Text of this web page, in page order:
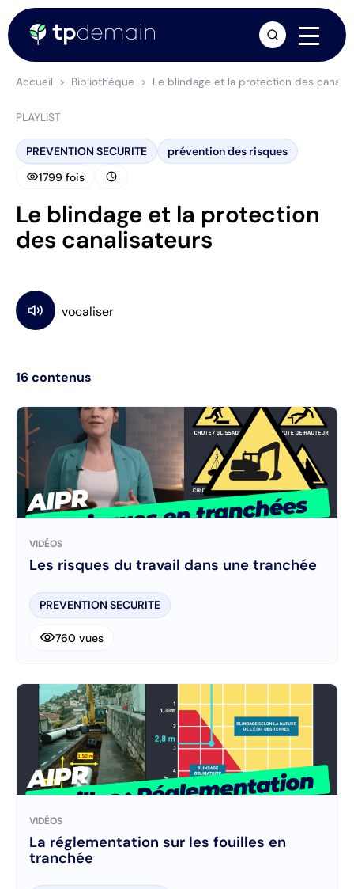
Accueil Bibliothèque Le blindage et la protection des
PLAYLIST
PREVENTION SECURITE prévention des risques
visibility1799 fois schedule
Le blindage et la protection
des canalisateurs
16contenus
VIDÉOS
Les risques du travail dans une tranchée
PREVENTION SECURITE
visibility760 vues
VIDÉOS
La réglementation sur les fouilles en
tranchée
arrow_forward